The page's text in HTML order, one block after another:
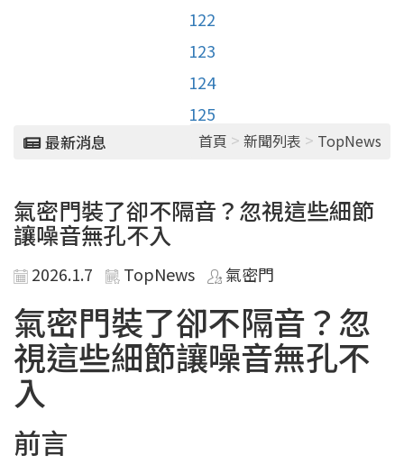
122
123
124
125
最新消息 首頁 > 新聞列表 > TopNews
氣密門裝了卻不隔音？忽視這些細節
讓噪音無孔不入
2026.1.7 TopNews 氣密門
氣密門裝了卻不隔音？忽
視這些細節讓噪音無孔不
入
前言